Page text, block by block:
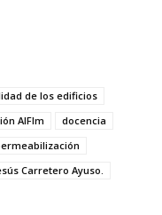
de los edificios
AIFIm
docencia
Carretero Ayuso.